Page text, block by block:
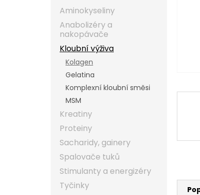
Aminokyseliny
Anabolizéry a
nakopávače
Kloubní výživa
Kolagen
Gelatina
Komplexní kloubní směsi
MSM
Kreatiny
Proteiny
Sacharidy, gainery
Spalovače tuků
Stimulanty a energizéry
Tyčinky